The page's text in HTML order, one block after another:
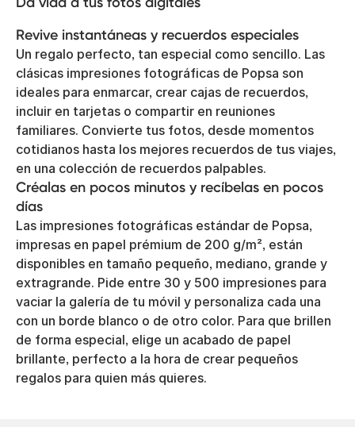
Revive instantáneas y recuerdos especiales
Un regalo perfecto, tan especial como sencillo. Las
clásicas impresiones fotográficas de Popsa son
ideales para enmarcar, crear cajas de recuerdos,
incluir en tarjetas o compartir en reuniones
familiares. Convierte tus fotos, desde momentos
cotidianos hasta los mejores recuerdos de tus viajes,
en una colección de recuerdos palpables.
Créalas en pocos minutos y recíbelas en pocos
días
Las impresiones fotográficas estándar de Popsa,
impresas en papel prémium de 200 g/m², están
disponibles en tamaño pequeño, mediano, grande y
extragrande. Pide entre 30 y 500 impresiones para
vaciar la galería de tu móvil y personaliza cada una
con un borde blanco o de otro color. Para que brillen
de forma especial, elige un acabado de papel
brillante, perfecto a la hora de crear pequeños
regalos para quien más quieres.